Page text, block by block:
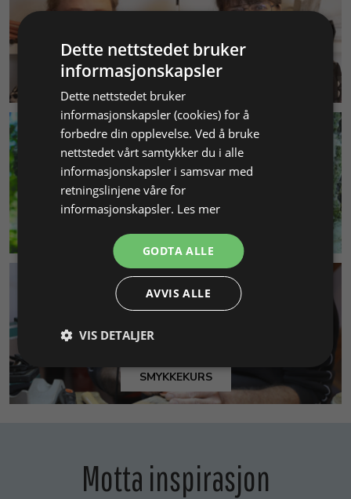
KUNDESERVICE
SMYKKEKURS
Motta inspirasjon
Dette nettstedet bruker
informasjonskapsler
Dette nettstedet bruker
informasjonskapsler (cookies) for å
forbedre din opplevelse. Ved å bruke
nettstedet vårt samtykker du i alle
informasjonskapsler i samsvar med
retningslinjene våre for
informasjonskapsler. Les mer
GODTA ALLE
AVVIS ALLE
VIS DETALJER